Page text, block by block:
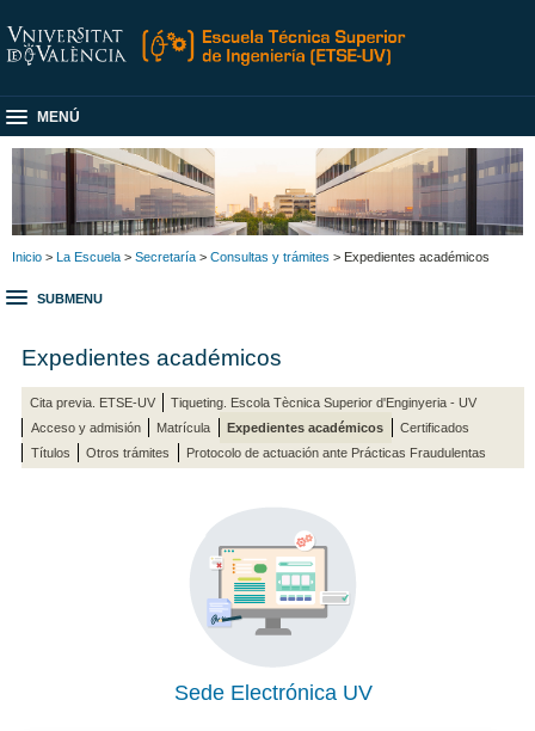
MENÚ
Inicio > La Escuela > Secretaría > Consultas y trámites > Expedientes académicos
SUBMENU
Expedientes académicos
Cita previa. ETSE-UV
Tiqueting. Escola Tècnica Superior d'Enginyeria - UV
Acceso y admisión
Matrícula Expedientes académicos
Certificados
Títulos
Otros trámites Protocolo de actuación ante Prácticas Fraudulentas
Sede Electrónica UV